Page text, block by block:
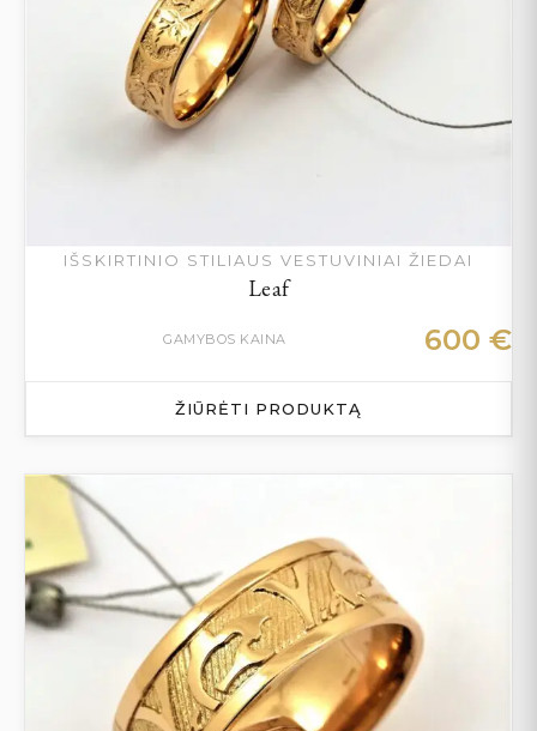
IŠSKIRTINIO STILIAUS VESTUVINIAI ŽIEDAI
Leaf
GAMYBOS KAINA 600 €
ŽIŪRĖTI PRODUKTĄ